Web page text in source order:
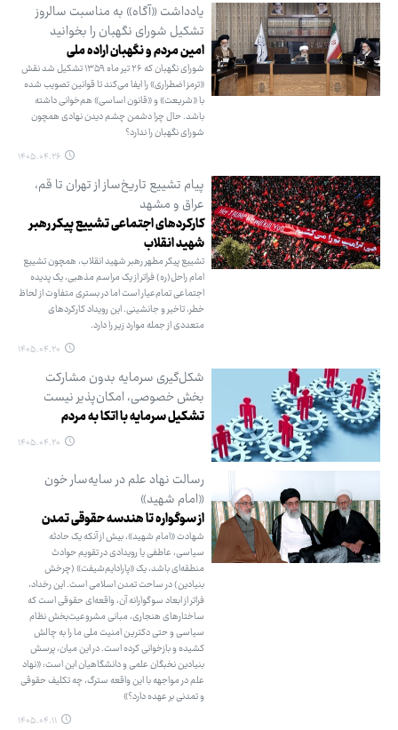
یادداشت «آگاه» به مناسبت سالروز
تشکیل شورای نگهبان را بخوانید
امین مردم و نگهبان اراده ملی
شورای نگهبان که ۲۶ تیر ماه ۱۳۵۹ تشکیل شد نقش
«ترمز اضطراری» را ایفا می‌کند تا قوانین تصویب شده
با «شریعت» و «قانون اساسی» هم‌خوانی داشته
باشد. حال چرا دشمن چشم دیدن نهادی همچون
شورای نگهبان را ندارد؟
۱۴۰۵.۰۴.۲۶
پیام تشییع تاریخ‌ساز از تهران تا قم،
عراق و مشهد
کارکردهای اجتماعی تشییع پیکر رهبر
شهید انقلاب
تشییع پیکر مطهر رهبر شهید انقلاب، همچون تشییع
امام راحل(ره) فراتر از یک مراسم مذهبی، یک پدیده
اجتماعی تمام‌عیار است اما در بستری متفاوت از لحاظ
خطر، تاخیر و جانشینی. این رویداد کارکردهای
متعددی از جمله موارد زیر را دارد.
۱۴۰۵.۰۴.۲۰
شکل‌گیری سرمایه بدون مشارکت
بخش خصوصی، امکان‌پذیر نیست
تشکیل سرمایه با اتکا به مردم
۱۴۰۵.۰۴.۲۰
رسالت نهاد علم در سایه‌سار خون
«امام شهید»
از سوگواره تا هندسه حقوقی تمدن
شهادت «امام شهید»، بیش از آنکه یک حادثه
سیاسی، عاطفی یا رویدادی در تقویم حوادث
منطقه‌ای باشد، یک «پارادایم‌شیفت» (چرخش
بنیادین) در ساحت تمدن اسلامی است. این رخداد،
فراتر از ابعاد سوگوارانه آن، واقعه‌ای حقوقی است که
ساختارهای هنجاری، مبانی مشروعیت‌بخش نظام
سیاسی و حتی دکترین امنیت ملی ما را به چالش
کشیده و بازخوانی کرده است. در این میان، پرسش
بنیادین نخبگان علمی و دانشگاهیان این است: «نهاد
علم در مواجهه با این واقعه سترگ، چه تکلیف حقوقی
و تمدنی بر عهده دارد؟»
۱۴۰۵.۰۴.۱۱